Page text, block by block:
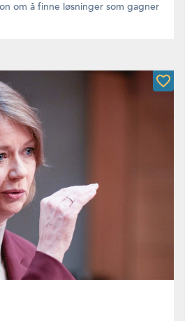
om å finne løsninger som gagner